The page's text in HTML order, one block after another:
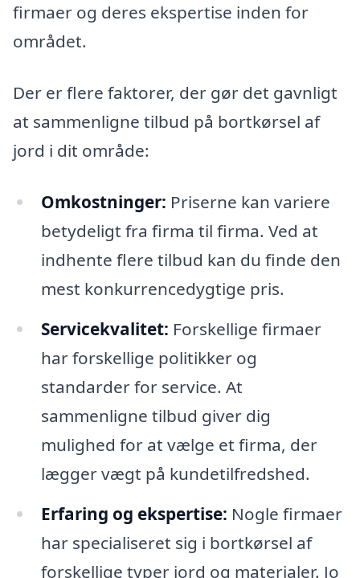
firmaer og deres ekspertise inden for
området.
Der er flere faktorer, der gør det gavnligt
at sammenligne tilbud på bortkørsel af
jord i dit område:
Omkostninger: Priserne kan variere
betydeligt fra firma til firma. Ved at
indhente flere tilbud kan du finde den
mest konkurrencedygtige pris.
Servicekvalitet: Forskellige firmaer
har forskellige politikker og
standarder for service. At
sammenligne tilbud giver dig
mulighed for at vælge et firma, der
lægger vægt på kundetilfredshed.
Erfaring og ekspertise: Nogle firmaer
har specialiseret sig i bortkørsel af
forskellige typer jord og materialer. Jo